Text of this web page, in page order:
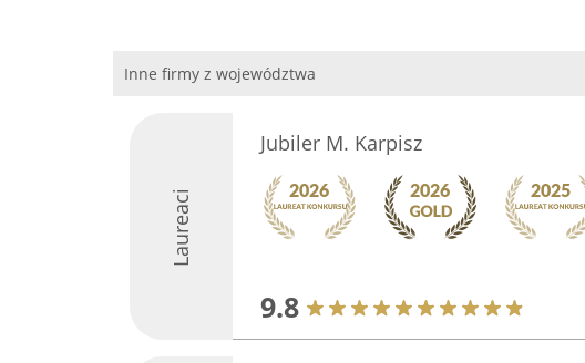
Inne firmy z województwa
Laureaci
Jubiler M. Karpisz
9.8